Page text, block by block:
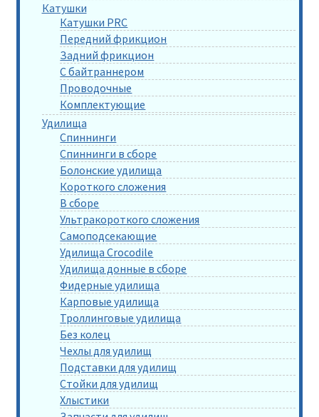
Катушки
Катушки PRC
Передний фрикцион
Задний фрикцион
С байтраннером
Проводочные
Комплектующие
Удилища
Спиннинги
Спиннинги в сборе
Болонские удилища
Короткого сложения
В сборе
Ультракороткого сложения
Самоподсекающие
Удилища Crocodile
Удилища донные в сборе
Фидерные удилища
Карповые удилища
Троллинговые удилища
Без колец
Чехлы для удилищ
Подставки для удилищ
Стойки для удилищ
Хлыстики